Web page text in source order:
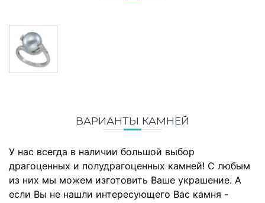
ВАРИАНТЫ КАМНЕЙ
У нас всегда в наличии большой выбор
драгоценных и полудрагоценных камней! С любым
из них мы можем изготовить Ваше украшение. А
если Вы не нашли интересующего Вас камня -